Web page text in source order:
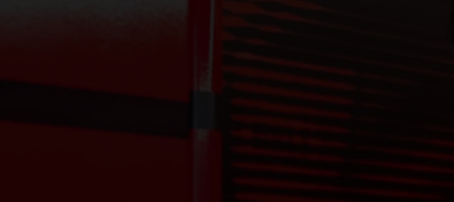
F1 COUREURS KAMPIOENSCHAP
F1 TEAMS KAMPIOENSCHAP
MAX VERSTAPPEN